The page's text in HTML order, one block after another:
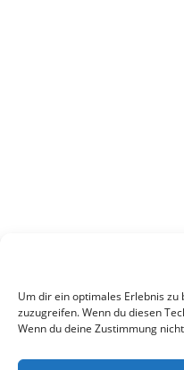
Um dir ein optimales Erlebnis
zuzugreifen. Wenn du diesen
Wenn du deine Zustimmung